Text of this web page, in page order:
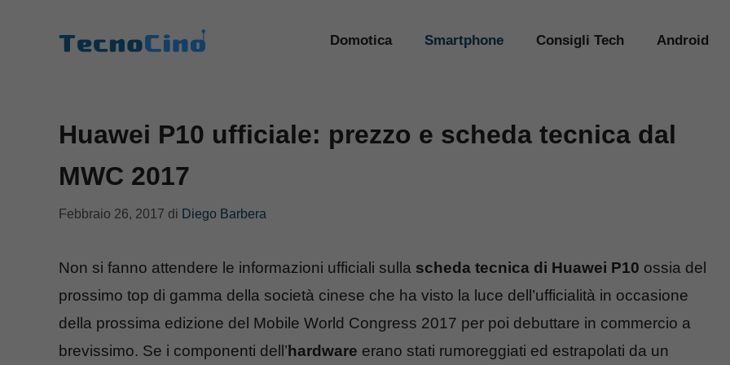
Domotica Smartphone Consigli Tech Android
Huawei P10 ufficiale: prezzo e scheda tecnica dal
MWC 2017
Febbraio 26, 2017 di Diego Barbera
Non si fanno attendere le informazioni ufficiali sulla scheda tecnica di Huawei P10 ossia del
prossimo top di gamma della società cinese che ha visto la luce dell’ufficialità in occasione
della prossima edizione del Mobile World Congress 2017 per poi debuttare in commercio a
brevissimo. Se i componenti dell’ hardware erano stati rumoreggiati ed estrapolati da un